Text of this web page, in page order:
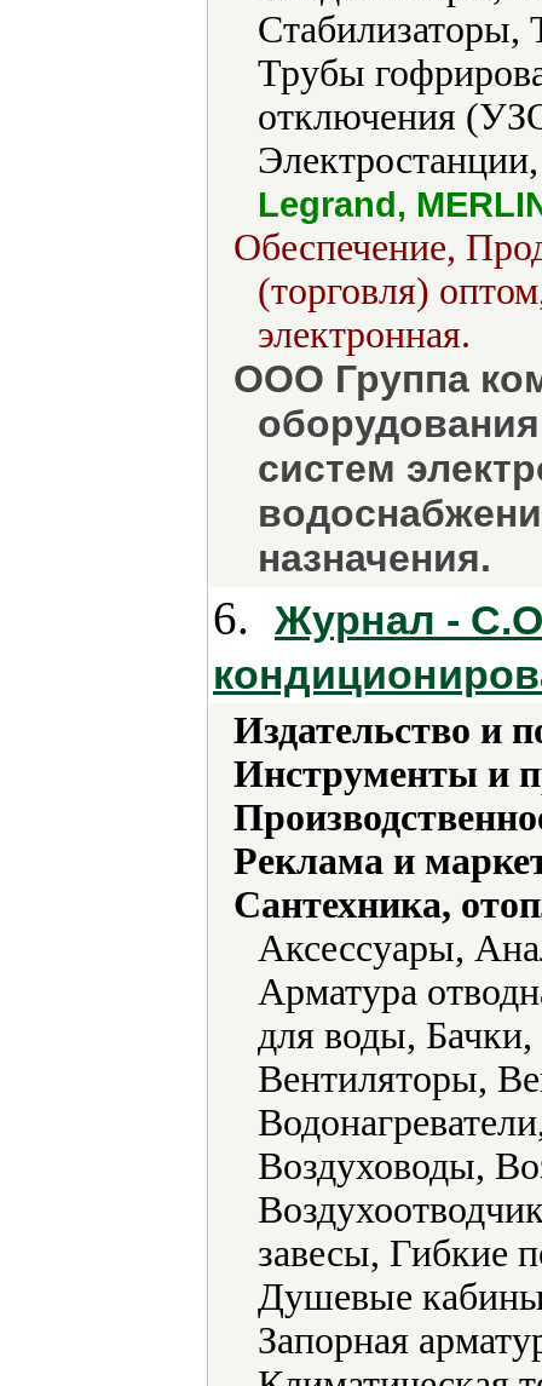
Стабилизаторы,
Трубы
отключения
Legrand,
Обеспечение,
(торговля)
электронная.
ООО Группа
систем
назначения.
6.
Журнал -
Издательство и
Инструменты и
Реклама и
Сантехника,
Аксессуары,
Арматура
для воды,
Вентиляторы,
Воздуховоды,
завесы, Гибкие
Душевые
Запорная